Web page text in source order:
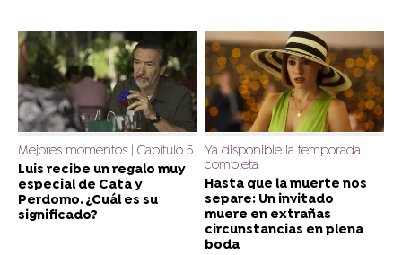
Mejores momentos | Capítulo 5
Luis recibe un regalo muy
especial de Cata y
Perdomo. ¿Cuál es su
significado?
Ya disponible la temporada
completa
Hasta que la muerte nos
separe: Un invitado
muere en extrañas
circunstancias en plena
boda